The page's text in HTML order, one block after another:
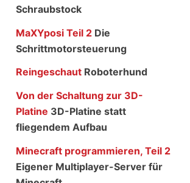
Schraubstock
MaXYposi Teil 2 Die
Schrittmotorsteuerung
Reingeschaut Roboterhund
Von der Schaltung zur 3D-
Platine 3D-Platine statt
fliegendem Aufbau
Minecraft programmieren, Teil 2
Eigener Multiplayer-Server für